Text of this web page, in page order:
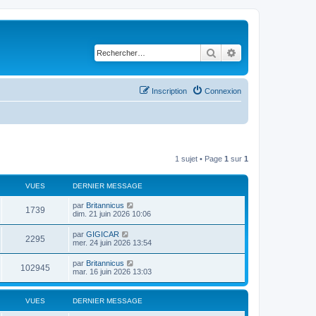
Rechercher
Connexion
Inscription
1 sujet • Page 1 sur 1
VUES DERNIER MESSAGE
1739
u
s
D
e
i
e
r
m
e
s
s
a
g
e
par Britannicus
dim. 21 juin 2026 10:06
2295
u
s
D
e
i
e
r
m
e
s
par GIGICAR
mer. 24 juin 2026 13:54
102945
u
D
e
n
e
r
par Britannicus
mar. 16 juin 2026 13:03
VUES DERNIER MESSAGE